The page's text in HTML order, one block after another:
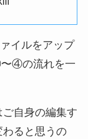
イルをアップ
④の流れを一
自身の編集す
ると思うの